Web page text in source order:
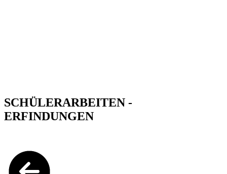
SCHÜLERARBEITEN -
ERFINDUNGEN